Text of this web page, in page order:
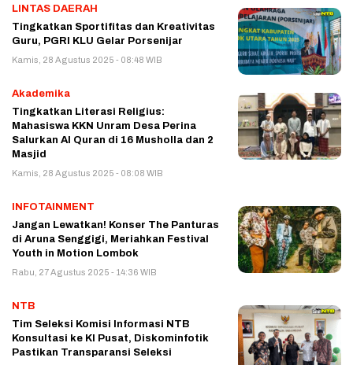
LINTAS DAERAH
Tingkatkan Sportifitas dan Kreativitas
Guru, PGRI KLU Gelar Porsenijar
Kamis, 28 Agustus 2025 - 08:48 WIB
Akademika
Tingkatkan Literasi Religius:
Mahasiswa KKN Unram Desa Perina
Salurkan Al Quran di 16 Musholla dan 2
Masjid
Kamis, 28 Agustus 2025 - 08:08 WIB
INFOTAINMENT
Jangan Lewatkan! Konser The Panturas
di Aruna Senggigi, Meriahkan Festival
Youth in Motion Lombok
Rabu, 27 Agustus 2025 - 14:36 WIB
NTB
Tim Seleksi Komisi Informasi NTB
Konsultasi ke KI Pusat, Diskominfotik
Pastikan Transparansi Seleksi